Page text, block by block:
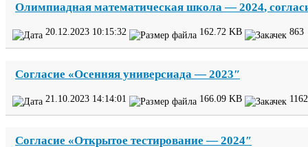
Олимпиадная математическая школа —2024,
20.12.2023 10:15:32 162.72 KB 863
Согласие «Осенняя универсиада —2023″
21 10 2023 14:14:01 166 09 KB 1162
Согласие «Открытое тестирование —2024″